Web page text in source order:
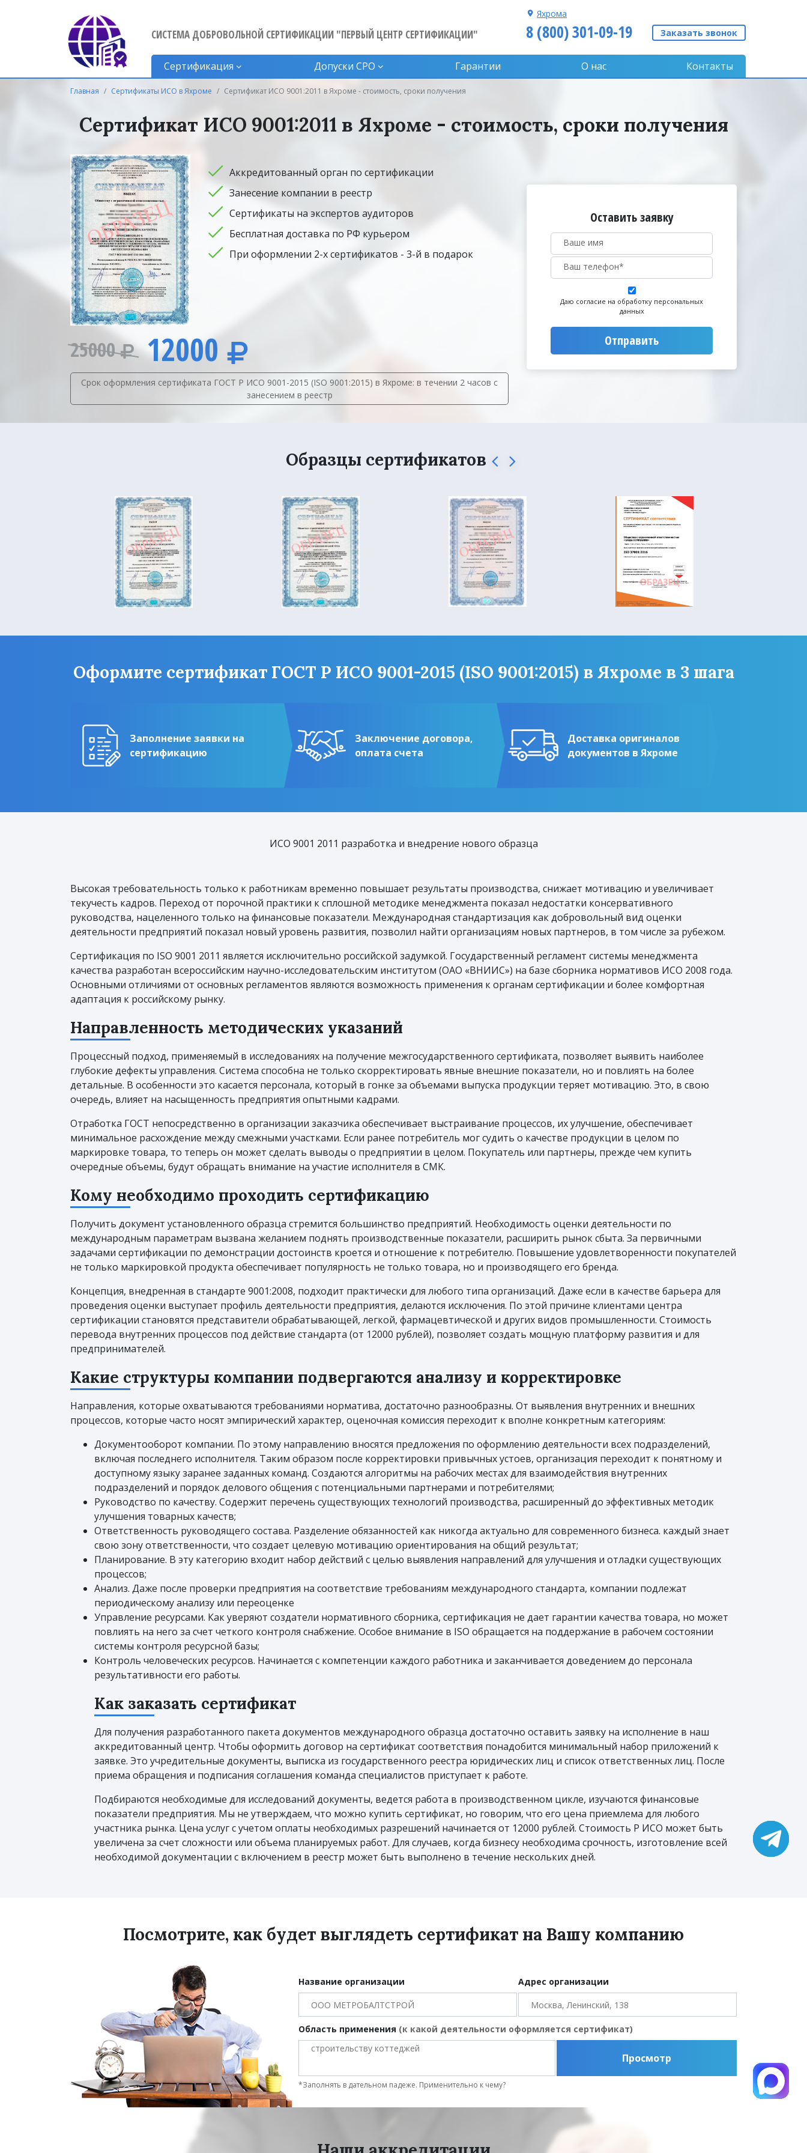
СИСТЕМА ДОБРОВОЛЬНОЙ СЕРТИФИКАЦИИ "ПЕРВЫЙ ЦЕНТР СЕРТИФИКАЦИИ"
Яхрома
8 (800) 301-09-19 Заказать звонок
Сертификация Допуски CPO Гарантии О нас Контакты
Главная Сертификаты ИСО в Яхроме Сертификат ИСО 9001:2011 в Яхроме - стоимость, сроки получения
Сертификат ИСО 9001:2011 в Яхроме - стоимость, сроки получения
Аккредитованный орган по сертификации
Занесение компании в реестр
Сертификаты на экспертов аудиторов
Бесплатная доставка по РФ курьером
При оформлении 2-х сертификатов - 3-й в подарок
25000 12000
Срок оформления сертификата ГОСТ Р ИСО 9001-2015 (ISO 9001:2015) в Яхроме: в течении 2 часов с
занесением в реестр
Оставить заявку
Даю согласие на обработку персональных
данных
Отправить
Образцы сертификатов
Оформите сертификат ГОСТ Р ИСО 9001-2015 (ISO 9001:2015) в Яхроме в 3 шага
Заполнение заявки на
сертификацию
Заключение договора,
оплата счета
Доставка оригиналов
документов в Яхроме
ИСО 9001 2011 разработка и внедрение нового образца
Высокая требовательность только к работникам временно повышает результаты производства, снижает мотивацию и увеличивает
текучесть кадров. Переход от порочной практики к сплошной методике менеджмента показал недостатки консервативного
руководства, нацеленного только на финансовые показатели. Международная стандартизация как добровольный вид оценки
деятельности предприятий показал новый уровень развития, позволил найти организациям новых партнеров, в том числе за рубежом.
Сертификация по ISO 9001 2011 является исключительно российской задумкой. Государственный регламент системы менеджмента
качества разработан всероссийским научно-исследовательским институтом (ОАО «ВНИИС») на базе сборника нормативов ИСО 2008 года.
Основными отличиями от основных регламентов являются возможность применения к органам сертификации и более комфортная
адаптация к российскому рынку.
Направленность методических указаний
Процессный подход, применяемый в исследованиях на получение межгосударственного сертификата, позволяет выявить наиболее
глубокие дефекты управления. Система способна не только скорректировать явные внешние показатели, но и повлиять на более
детальные. В особенности это касается персонала, который в гонке за объемами выпуска продукции теряет мотивацию. Это, в свою
очередь, влияет на насыщенность предприятия опытными кадрами.
Отработка ГОСТ непосредственно в организации заказчика обеспечивает выстраивание процессов, их улучшение, обеспечивает
минимальное расхождение между смежными участками. Если ранее потребитель мог судить о качестве продукции в целом по
маркировке товара, то теперь он может сделать выводы о предприятии в целом. Покупатель или партнеры, прежде чем купить
очередные объемы, будут обращать внимание на участие исполнителя в СМК.
Кому необходимо проходить сертификацию
Получить документ установленного образца стремится большинство предприятий. Необходимость оценки деятельности по
международным параметрам вызвана желанием поднять производственные показатели, расширить рынок сбыта. За первичными
задачами сертификации по демонстрации достоинств кроется и отношение к потребителю. Повышение удовлетворенности покупателей
не только маркировкой продукта обеспечивает популярность не только товара, но и производящего его бренда.
Концепция, внедренная в стандарте 9001:2008, подходит практически для любого типа организаций. Даже если в качестве барьера для
проведения оценки выступает профиль деятельности предприятия, делаются исключения. По этой причине клиентами центра
сертификации становятся представители обрабатывающей, легкой, фармацевтической и других видов промышленности. Стоимость
перевода внутренних процессов под действие стандарта (от 12000 рублей), позволяет создать мощную платформу развития и для
предпринимателей.
Какие структуры компании подвергаются анализу и корректировке
Направления, которые охватываются требованиями норматива, достаточно разнообразны. От выявления внутренних и внешних
процессов, которые часто носят эмпирический характер, оценочная комиссия переходит к вполне конкретным категориям:
Документооборот компании. По этому направлению вносятся предложения по оформлению деятельности всех подразделений,
включая последнего исполнителя. Таким образом после корректировки привычных устоев, организация переходит к понятному и
доступному языку заранее заданных команд. Создаются алгоритмы на рабочих местах для взаимодействия внутренних
подразделений и порядок делового общения с потенциальными партнерами и потребителями;
Руководство по качеству. Содержит перечень существующих технологий производства, расширенный до эффективных методик
улучшения товарных качеств;
Ответственность руководящего состава. Разделение обязанностей как никогда актуально для современного бизнеса. каждый знает
свою зону ответственности, что создает целевую мотивацию ориентирования на общий результат;
Планирование. В эту категорию входит набор действий с целью выявления направлений для улучшения и отладки существующих
процессов;
Анализ. Даже после проверки предприятия на соответствие требованиям международного стандарта, компании подлежат
периодическому анализу или переоценке
Управление ресурсами. Как уверяют создатели нормативного сборника, сертификация не дает гарантии качества товара, но может
повлиять на него за счет четкого контроля снабжение. Особое внимание в ISO обращается на поддержание в рабочем состоянии
системы контроля ресурсной базы;
Контроль человеческих ресурсов. Начинается с компетенции каждого работника и заканчивается доведением до персонала
результативности его работы.
Как заказать сертификат
Для получения разработанного пакета документов международного образца достаточно оставить заявку на исполнение в наш
аккредитованный центр. Чтобы оформить договор на сертификат соответствия понадобится минимальный набор приложений к
заявке. Это учредительные документы, выписка из государственного реестра юридических лиц и список ответственных лиц. После
приема обращения и подписания соглашения команда специалистов приступает к работе.
Подбираются необходимые для исследований документы, ведется работа в производственном цикле, изучаются финансовые
показатели предприятия. Мы не утверждаем, что можно купить сертификат, но говорим, что его цена приемлема для любого
участника рынка. Цена услуг с учетом оплаты необходимых разрешений начинается от 12000 рублей. Стоимость Р ИСО может быть
увеличена за счет сложности или объема планируемых работ. Для случаев, когда бизнесу необходима срочность, изготовление всей
необходимой документации с включением в реестр может быть выполнено в течение нескольких дней.
Посмотрите, как будет выглядеть сертификат на Вашу компанию
Название организации Адрес организации
Область применения (к какой деятельности оформляется сертификат)
Просмотр
*Заполнять в дательном падеже. Применительно к чему?